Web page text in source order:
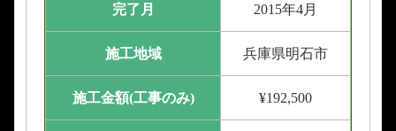
完了月 2015年4月
施工地域 兵庫県明石市
施工金額(工事のみ) ¥192,500